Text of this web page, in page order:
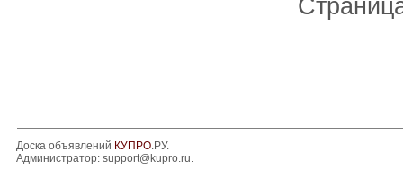
Доска объявлений КУПРО.РУ.
Администратор: support@kupro.ru.